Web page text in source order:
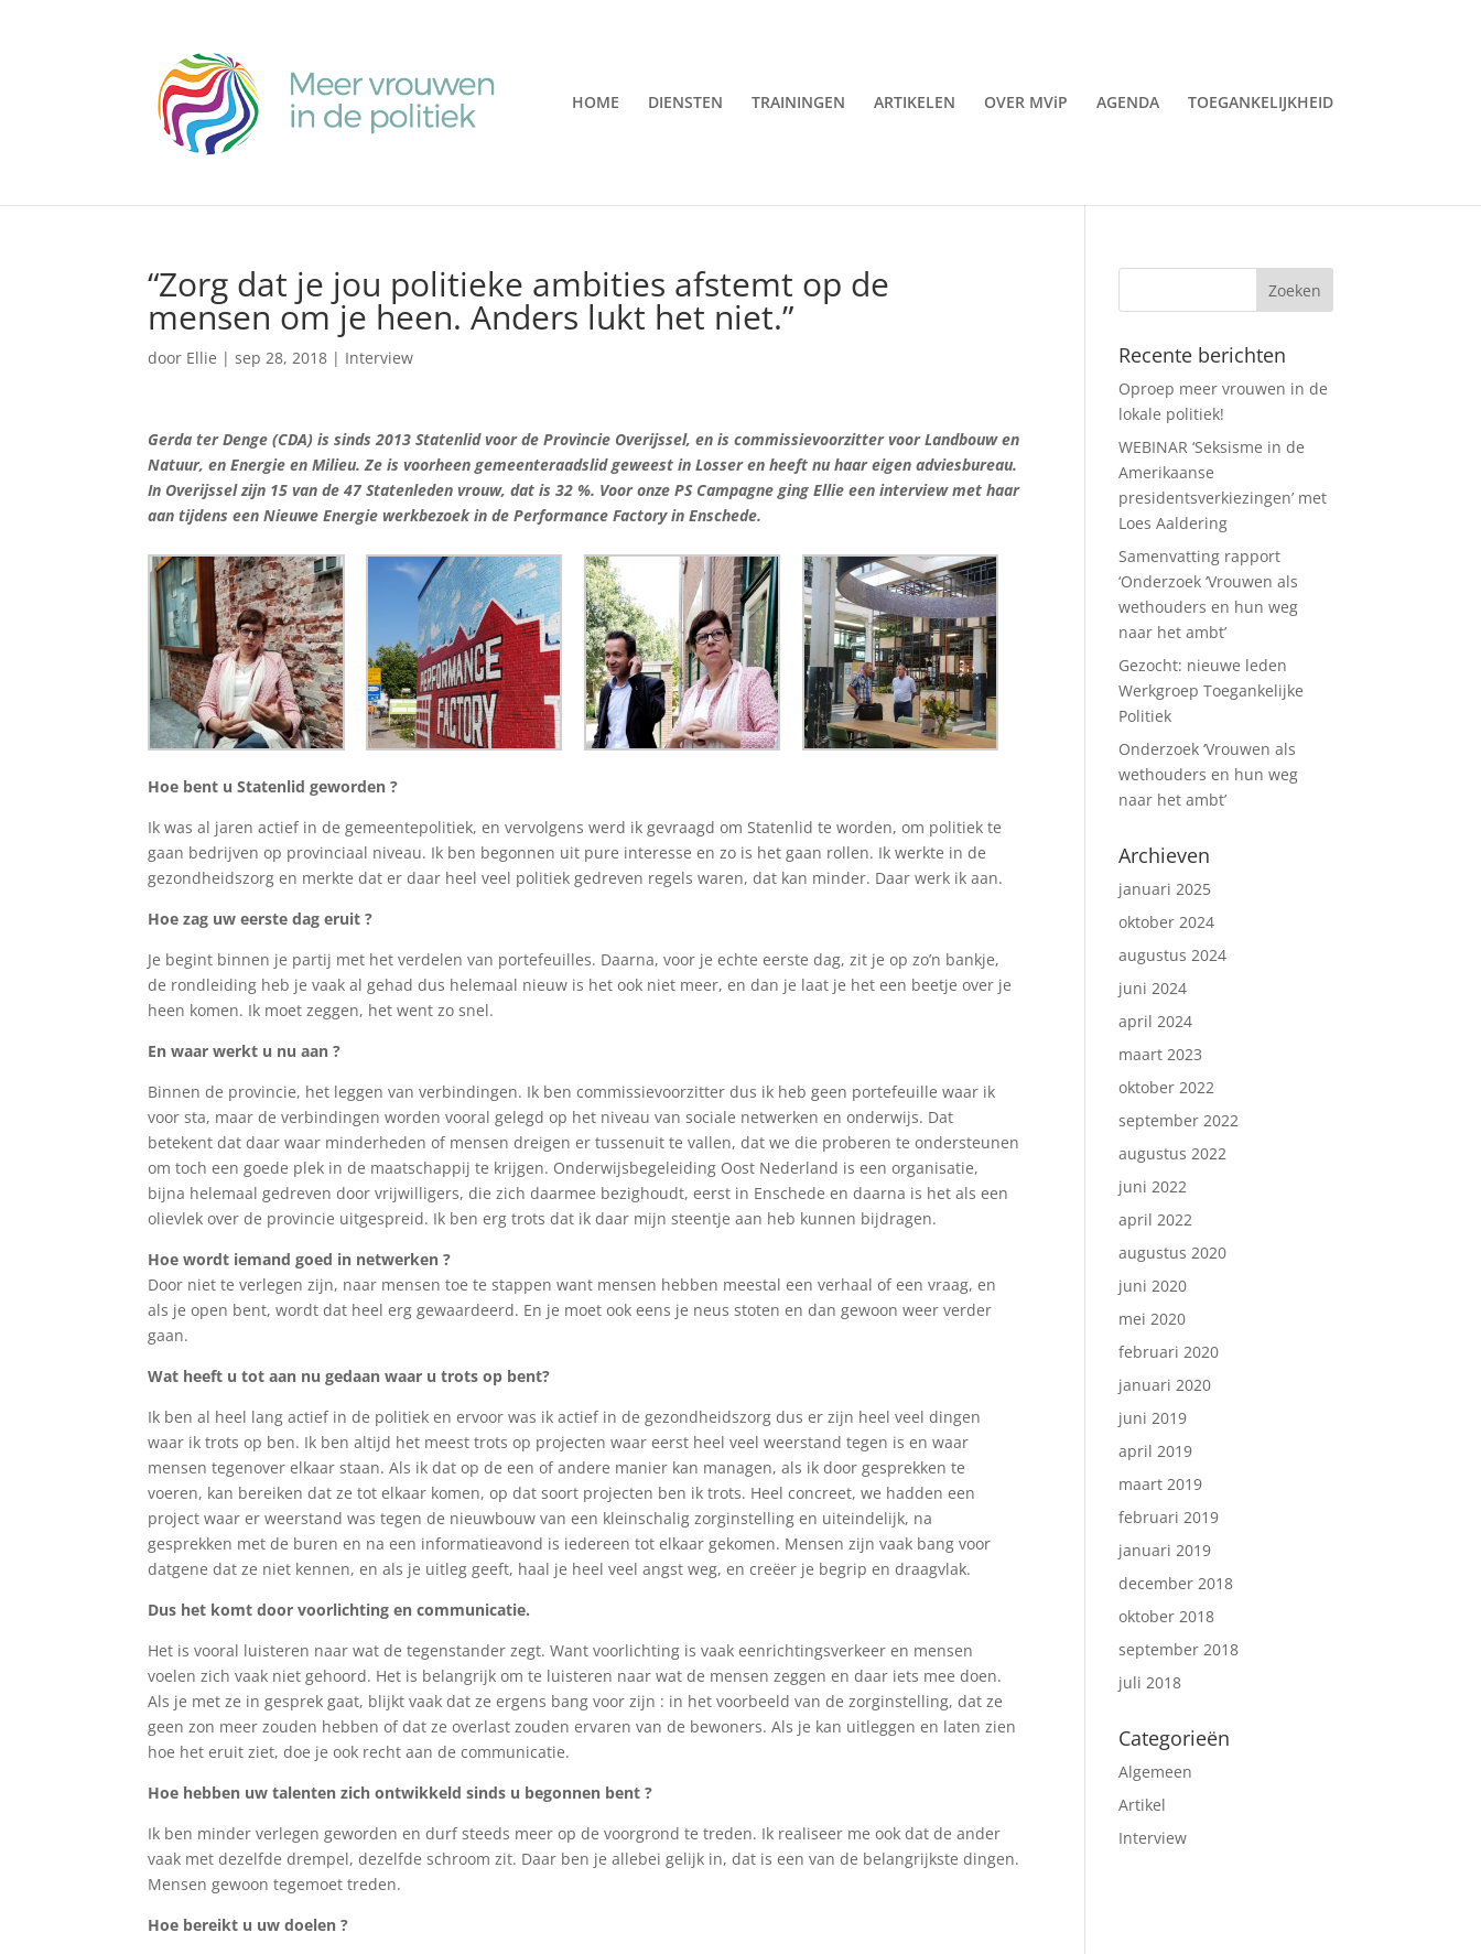
HOME DIENSTEN TRAININGEN ARTIKELEN OVER MViP AGENDA TOEGANKELIJKHEID
“Zorg dat je jou politieke ambities afstemt op de
mensen om je heen. Anders lukt het niet.”
door Ellie |sep 28, 2018 | Interview
Gerda ter Denge (CDA) is sinds 2013 Statenlid voor de Provincie Overijssel, en is commissievoorzitter voor Landbouw en
Natuur, en Energie en Milieu. Ze is voorheen gemeenteraadslid geweest in Losser en heeft nu haar eigen adviesbureau.
In Overijssel zijn 15 van de 47 Statenleden vrouw, dat is 32 %. Voor onze PS Campagne ging Ellie een interview met haar
aan tijdens een Nieuwe Energie werkbezoek in de Performance Factory in Enschede.
Hoe bent u Statenlid geworden ?
Ik was al jaren actief in de gemeentepolitiek, en vervolgens werd ik gevraagd om Statenlid te worden, om politiek te
gaan bedrijven op provinciaal niveau. Ik ben begonnen uit pure interesse en zo is het gaan rollen. Ik werkte in de
gezondheidszorg en merkte dat er daar heel veel politiek gedreven regels waren, dat kan minder. Daar werk ik aan.
Hoe zag uw eerste dag eruit ?
Je begint binnen je partij met het verdelen van portefeuilles. Daarna, voor je echte eerste dag, zit je op zo’n bankje,
de rondleiding heb je vaak al gehad dus helemaal nieuw is het ook niet meer, en dan je laat je het een beetje over je
heen komen. Ik moet zeggen, het went zo snel.
En waar werkt u nu aan ?
Binnen de provincie, het leggen van verbindingen. Ik ben commissievoorzitter dus ik heb geen portefeuille waar ik
voor sta, maar de verbindingen worden vooral gelegd op het niveau van sociale netwerken en onderwijs. Dat
betekent dat daar waar minderheden of mensen dreigen er tussenuit te vallen, dat we die proberen te ondersteunen
om toch een goede plek in de maatschappij te krijgen. Onderwijsbegeleiding Oost Nederland is een organisatie,
bijna helemaal gedreven door vrijwilligers, die zich daarmee bezighoudt, eerst in Enschede en daarna is het als een
olievlek over de provincie uitgespreid. Ik ben erg trots dat ik daar mijn steentje aan heb kunnen bijdragen.
Hoe wordt iemand goed in netwerken ?
Door niet te verlegen zijn, naar mensen toe te stappen want mensen hebben meestal een verhaal of een vraag, en
als je open bent, wordt dat heel erg gewaardeerd. En je moet ook eens je neus stoten en dan gewoon weer verder
gaan.
Wat heeft u tot aan nu gedaan waar u trots op bent?
Ik ben al heel lang actief in de politiek en ervoor was ik actief in de gezondheidszorg dus er zijn heel veel dingen
waar ik trots op ben. Ik ben altijd het meest trots op projecten waar eerst heel veel weerstand tegen is en waar
mensen tegenover elkaar staan. Als ik dat op de een of andere manier kan managen, als ik door gesprekken te
voeren, kan bereiken dat ze tot elkaar komen, op dat soort projecten ben ik trots. Heel concreet, we hadden een
project waar er weerstand was tegen de nieuwbouw van een kleinschalig zorginstelling en uiteindelijk, na
gesprekken met de buren en na een informatieavond is iedereen tot elkaar gekomen. Mensen zijn vaak bang voor
datgene dat ze niet kennen, en als je uitleg geeft, haal je heel veel angst weg, en creëer je begrip en draagvlak.
Dus het komt door voorlichting en communicatie.
Het is vooral luisteren naar wat de tegenstander zegt. Want voorlichting is vaak eenrichtingsverkeer en mensen
voelen zich vaak niet gehoord. Het is belangrijk om te luisteren naar wat de mensen zeggen en daar iets mee doen.
Als je met ze in gesprek gaat, blijkt vaak dat ze ergens bang voor zijn : in het voorbeeld van de zorginstelling, dat ze
geen zon meer zouden hebben of dat ze overlast zouden ervaren van de bewoners. Als je kan uitleggen en laten zien
hoe het eruit ziet, doe je ook recht aan de communicatie.
Hoe hebben uw talenten zich ontwikkeld sinds u begonnen bent ?
Ik ben minder verlegen geworden en durf steeds meer op de voorgrond te treden. Ik realiseer me ook dat de ander
vaak met dezelfde drempel, dezelfde schroom zit. Daar ben je allebei gelijk in, dat is een van de belangrijkste dingen.
Mensen gewoon tegemoet treden.
Hoe bereikt u uw doelen ?
Recente berichten
Oproep meer vrouwen in de
lokale politiek!
WEBINAR ‘Seksisme in de
Amerikaanse
presidentsverkiezingen’ met
Loes Aaldering
Samenvatting rapport
‘Onderzoek ‘Vrouwen als
wethouders en hun weg
naar het ambt’
Gezocht: nieuwe leden
Werkgroep Toegankelijke
Politiek
Onderzoek ‘Vrouwen als
wethouders en hun weg
naar het ambt’
Archieven
januari 2025
oktober 2024
augustus 2024
juni 2024
april 2024
maart 2023
oktober 2022
september 2022
augustus 2022
juni 2022
april 2022
augustus 2020
juni 2020
mei 2020
februari 2020
januari 2020
juni 2019
april 2019
maart 2019
februari 2019
januari 2019
december 2018
oktober 2018
september 2018
juli 2018
Categorieën
Algemeen
Artikel
Interview